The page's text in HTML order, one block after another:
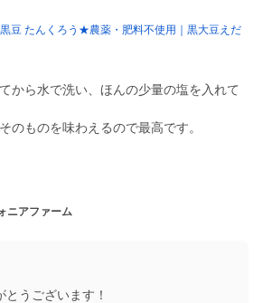
黒豆 たんくろう★農薬・肥料不使用｜黒大豆えだ
から水で洗い、ほんの少量の塩を入れて
のものを味わえるので最高です。
ニアファーム
うございます！